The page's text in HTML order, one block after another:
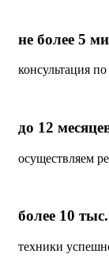
не более 5
консультация
до 12
осуществляем
более 10 тыс.
техники